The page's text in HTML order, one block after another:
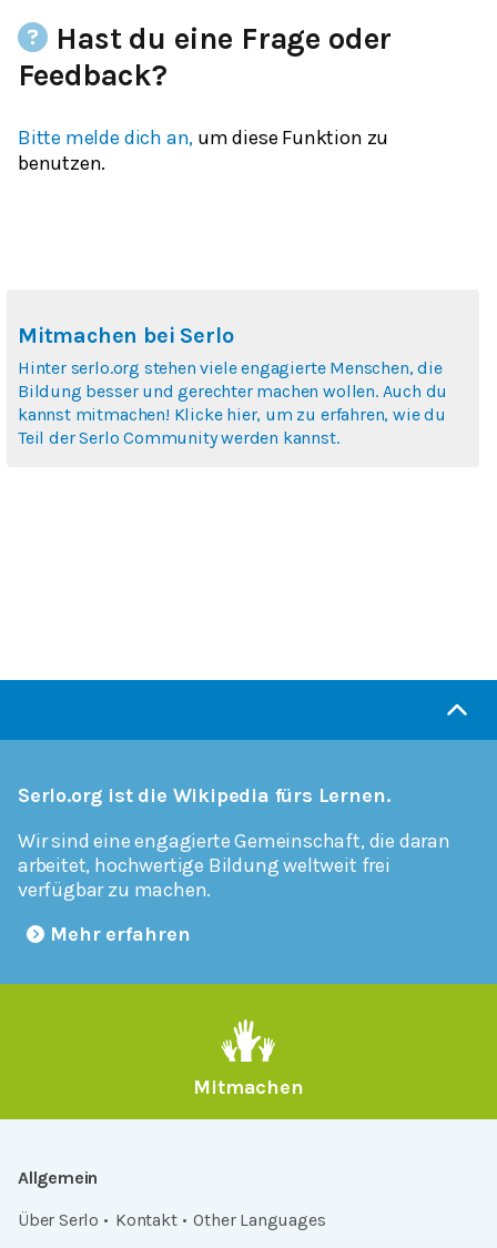
Hast du eine Frage oder
Feedback?
Bitte melde dich an, um diese Funktion zu
benutzen.
Mitmachen bei Serlo
Hinter serlo.org stehen viele engagierte Menschen, die
Bildung besser und gerechter machen wollen. Auch du
kannst mitmachen! Klicke hier, um zu erfahren, wie du
Teil der Serlo Community werden kannst.
Serlo.org ist die Wikipedia fürs Lernen.
Wir sind eine engagierte Gemeinschaft, die daran
arbeitet, hochwertige Bildung weltweit frei
verfügbar zu machen.
Mehr erfahren
Mitmachen
Allgemein
Über Serlo
Kontakt Other Languages